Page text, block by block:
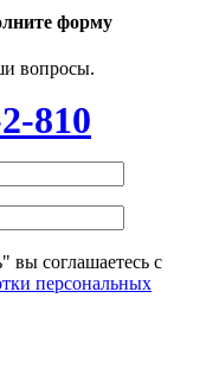
форму
вопросы.
810
соглашаетесь с
персональных